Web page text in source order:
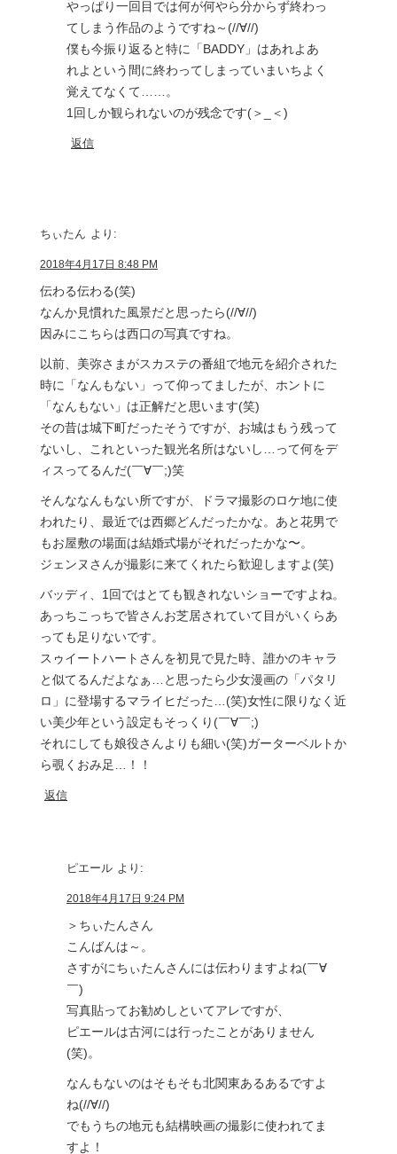
やっぱり一回目では何が何やら分からず終わっ
てしまう作品のようですね～(//∀//)
僕も今振り返ると特に「BADDY」はあれよあ
れよという間に終わってしまっていまいちよく
覚えてなくて……。
1回しか観られないのが残念です(＞_＜)
返信
ちぃたん より:
2018年4月17日 8:48 PM
伝わる伝わる(笑)
なんか見慣れた風景だと思ったら(//∀//)
因みにこちらは西口の写真ですね。
以前、美弥さまがスカステの番組で地元を紹介された
時に「なんもない」って仰ってましたが、ホントに
「なんもない」は正解だと思います(笑)
その昔は城下町だったそうですが、お城はもう残って
ないし、これといった観光名所はないし…って何をデ
ィスってるんだ(￣∀￣;)笑
そんななんもない所ですが、ドラマ撮影のロケ地に使
われたり、最近では西郷どんだったかな。あと花男で
もお屋敷の場面は結婚式場がそれだったかな〜。
ジェンヌさんが撮影に来てくれたら歓迎しますよ(笑)
バッディ、1回ではとても観きれないショーですよね。
あっちこっちで皆さんお芝居されていて目がいくらあ
っても足りないです。
スゥイートハートさんを初見で見た時、誰かのキャラ
と似てるんだよなぁ…と思ったら少女漫画の「パタリ
ロ」に登場するマライヒだった…(笑)女性に限りなく近
い美少年という設定もそっくり(￣∀￣;)
それにしても娘役さんよりも細い(笑)ガーターベルトか
ら覗くおみ足…！！
返信
ピエール より:
2018年4月17日 9:24 PM
＞ちぃたんさん
こんばんは～。
さすがにちぃたんさんには伝わりますよね(￣∀
￣)
写真貼ってお勧めしといてアレですが、
ピエールは古河には行ったことがありません
(笑)。
なんもないのはそもそも北関東あるあるですよ
ね(//∀//)
でもうちの地元も結構映画の撮影に使われてま
すよ！